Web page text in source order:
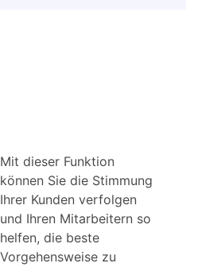
Mit dieser Funktion
können Sie die Stimmung
Ihrer Kunden verfolgen
und Ihren Mitarbeitern so
helfen, die beste
Vorgehensweise zu